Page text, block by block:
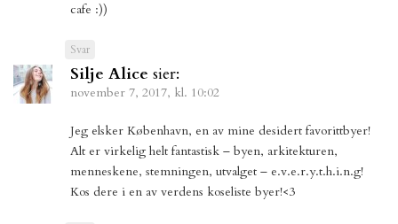
cafe :))
Svar
Silje Alice sier:
november 7, 2017, kl. 10:02
Jeg elsker København, en av mine desidert favorittbyer!
Alt er virkelig helt fantastisk – byen, arkitekturen,
menneskene, stemningen, utvalget – e.v.e.r.y.t.h.i.n.g!
Kos dere i en av verdens koseliste byer!<3